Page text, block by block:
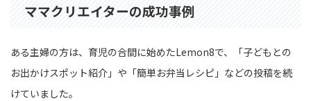
ママクリエイターの成功事例
ある主婦の方は、育児の合間に始めたLemon8で、「子どもとの
お出かけスポット紹介」や「簡単お弁当レシピ」などの投稿を続
けていました。